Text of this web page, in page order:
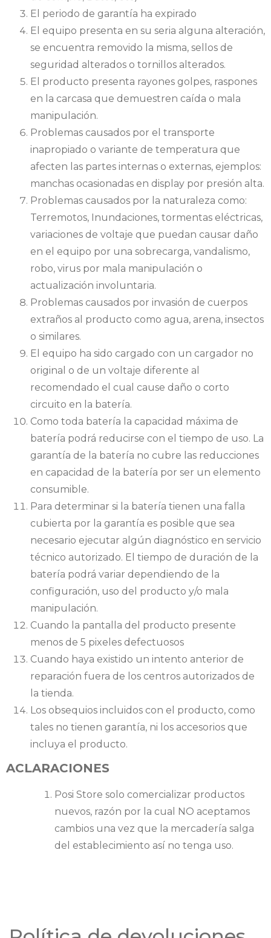
El periodo de garantía ha expirado
El equipo presenta en su seria alguna alteración,
se encuentra removido la misma, sellos de
seguridad alterados o tornillos alterados.
El producto presenta rayones golpes, raspones
en la carcasa que demuestren caída o mala
manipulación.
Problemas causados por el transporte
inapropiado o variante de temperatura que
afecten las partes internas o externas, ejemplos:
manchas ocasionadas en display por presión alta.
Problemas causados por la naturaleza como:
Terremotos, Inundaciones, tormentas eléctricas,
variaciones de voltaje que puedan causar daño
en el equipo por una sobrecarga, vandalismo,
robo, virus por mala manipulación o
actualización involuntaria.
Problemas causados por invasión de cuerpos
extraños al producto como agua, arena, insectos
o similares.
El equipo ha sido cargado con un cargador no
original o de un voltaje diferente al
recomendado el cual cause daño o corto
circuito en la batería.
Como toda batería la capacidad máxima de
batería podrá reducirse con el tiempo de uso. La
garantía de la batería no cubre las reducciones
en capacidad de la batería por ser un elemento
consumible.
Para determinar si la batería tienen una falla
cubierta por la garantía es posible que sea
necesario ejecutar algún diagnóstico en servicio
técnico autorizado. El tiempo de duración de la
batería podrá variar dependiendo de la
configuración, uso del producto y/o mala
manipulación.
Cuando la pantalla del producto presente
menos de 5 pixeles defectuosos
Cuando haya existido un intento anterior de
reparación fuera de los centros autorizados de
la tienda.
Los obsequios incluidos con el producto, como
tales no tienen garantía, ni los accesorios que
incluya el producto.
ACLARACIONES
Posi Store solo comercializar productos
nuevos, razón por la cual NO aceptamos
cambios una vez que la mercadería salga
del establecimiento así no tenga uso.